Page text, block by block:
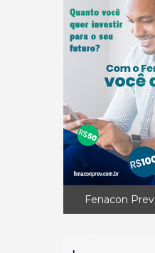
Fenacon Prev